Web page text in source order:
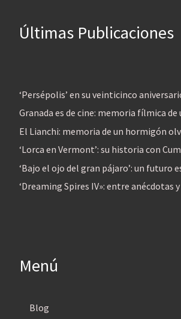
Últimas Publicaciones
‘Persépolis’ en su veinticinco
Granada es de cine: memoria fílmica de
El Lianchi: memoria de un hormigón
‘Lorca en Vermont’: su historia con
‘Bajo el ojo del gran pájaro’: un futuro
‘Dreaming Spires IV»: entre anécdotas
Menú
Blog